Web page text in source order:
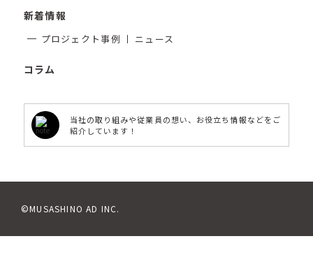
新着情報
プロジェクト事例 ニュース
コラム
当社の取り組みや従業員の想い、お役立ち情報などをご
紹介しています！
©MUSASHINO AD INC.